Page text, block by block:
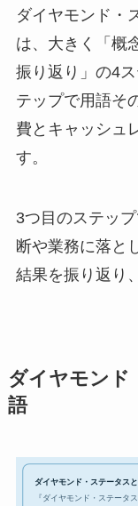
ダイヤモンド・
は、大きく「
振り返り」の4
テップで用語そ
費とキャッシュ
す。
3つ目のステッ
断や業務に落と
結果を振り返り
ダイヤモンド
語
ダイヤモンド・ステータス
『ダイヤモンド・ステータ